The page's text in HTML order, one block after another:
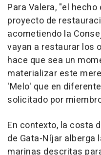
Para Valera, "el
proyecto de
acometiendo la
vayan a restaurar los
hace que sea un
materializar este
'Melo' que en
solicitado por
En contexto, la costa
de Gata-Níjar
marinas descritas